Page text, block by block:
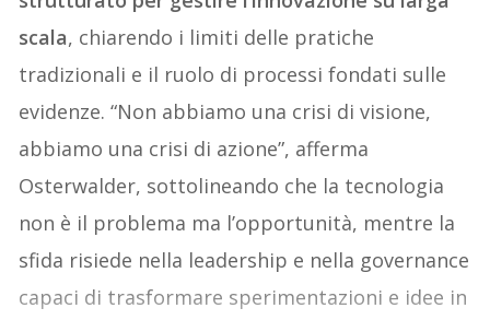
scala, chiarendo i limiti delle pratiche
tradizionali e il ruolo di processi fondati sulle
evidenze. “Non abbiamo una crisi di visione,
abbiamo una crisi di azione”, afferma
Osterwalder, sottolineando che la tecnologia
non è il problema ma l’opportunità, mentre la
sfida risiede nella leadership e nella governance
capaci di trasformare sperimentazioni e idee in